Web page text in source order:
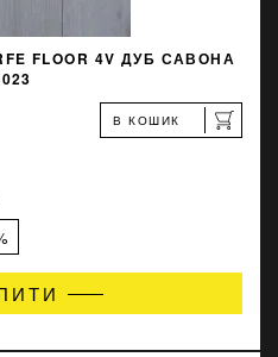
FLOOR 4V ДУБ САВОНА
В КОШИК